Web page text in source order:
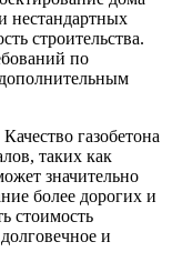
нестандартных
строительства.
по
Качество газобетона
таких как
значительно
более дорогих и
стоимость
и